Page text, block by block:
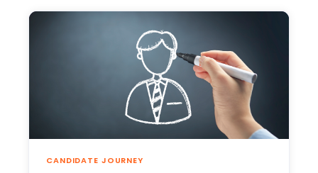
CANDIDATE JOURNEY